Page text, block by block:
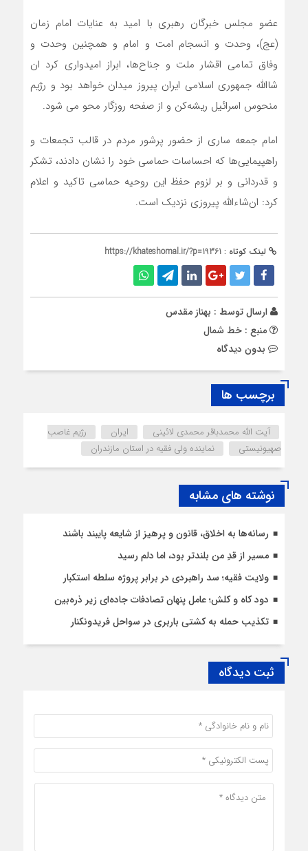
عضو مجلس خبرگان رهبری با امید به عنایات امام زمان
(عج)، وحدت و انسجام امت و امام و همچنین وحدت و
وفاق تمامی اقشار ملت و جناح‌ها، ابراز امیدواری کرد ان
شاالله جمهوری اسلامی ایران پیروز میدان خواهد بود و رژیم
منحوس اسرائیل ریشه‌کن و از صفحه روزگار محو می شود.
امام جمعه ساری از حضور پرشور مردم در قالب تجمعات و
راهپیمایی‌ها که احساسات حماسی خود را نشان دادند، تشکر
و قدردانی و بر لزوم حفظ این روحیه حماسی تاکید و اعلام
کرد: ان‌شاءالله پیروزی نزدیک است.
لینک کوتاه : https://khateshomal.ir/?p=19361
ارسال توسط : بهناز مقدس
منبع : خط شمال
بدون دیدگاه
برچسب ها
آیت الله محمدباقر محمدی لائینی ایران
رژیم غاصب
صهیونیستی
نماینده ولی فقیه در استان مازندران
نوشته های مشابه
رسانه‌ها به اخلاق، قانون و پرهیز از شایعه پایبند باشند
مسیر از قدِ من بلندتر بود، اما دلم رسید
ولایت فقیه؛ سد راهبردی در برابر پروژه سلطه استکبار
دود کاه و کلش؛ عامل پنهان تصادفات جاده‌ای زیر ذره‌بین
تکذیب حمله به کشتی باربری در سواحل فریدونکنار
ثبت دیدگاه